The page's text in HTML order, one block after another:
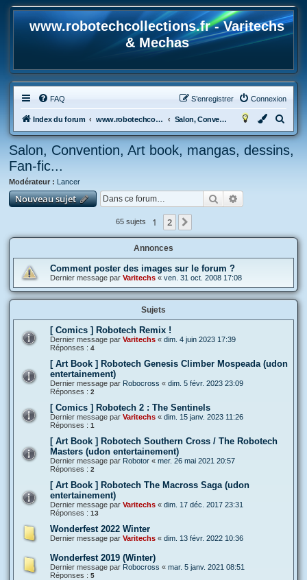
www.robotechcollections.fr - Varitechs
& Mechas
FAQ Connexion
S’enregistrer
Index du forum www.robotechcollections.fr - Robotech & Macross Toys French Forum !!! Salon, Convention, Art book, mangas, dessins, Fan-fic...
e
c
h
Salon, Convention, Art book, mangas, dessins,
Fan-fic...
Modérateur : Lancer
Nouveau sujet Rechercher
65 sujets 1 2
Annonces
Comment poster des images sur le forum ?
Dernier message par Varitechs « ven. 31 oct. 2008 17:08
Sujets
[ Comics ] Robotech Remix !
Dernier message par Varitechs « dim. 4 juin 2023 17:39
Réponses : 4
[ Art Book ] Robotech Genesis Climber Mospeada (udon
entertainement)
Dernier message par Robocross « dim. 5 févr. 2023 23:09
Réponses : 2
[ Comics ] Robotech 2 : The Sentinels
Dernier message par Varitechs « dim. 15 janv. 2023 11:26
Réponses : 1
[ Art Book ] Robotech Southern Cross / The Robotech
Masters (udon entertainement)
Dernier message par Robotor « mer. 26 mai 2021 20:57
Réponses : 2
[ Art Book ] Robotech The Macross Saga (udon
entertainement)
Dernier message par Varitechs « dim. 17 déc. 2017 23:31
Réponses : 13
Wonderfest 2022 Winter
Dernier message par Varitechs « dim. 13 févr. 2022 10:36
Wonderfest 2019 (Winter)
Dernier message par Robocross « mar. 5 janv. 2021 08:51
Réponses : 5